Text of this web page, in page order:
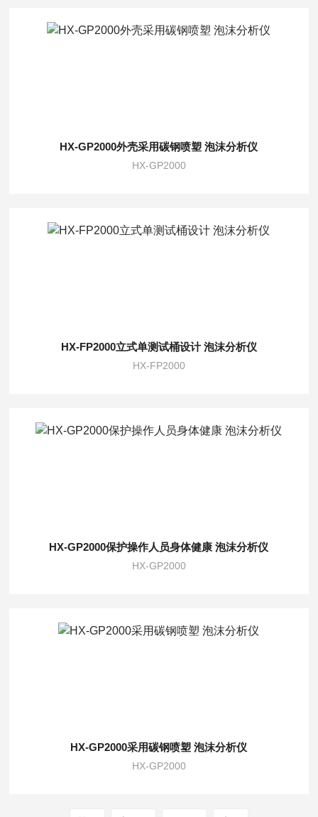
HX-GP2000外壳采用碳钢喷塑 泡沫分析仪
HX-GP2000
HX-FP2000立式单测试桶设计 泡沫分析仪
HX-FP2000
HX-GP2000保护操作人员身体健康 泡沫分析仪
HX-GP2000
HX-GP2000采用碳钢喷塑 泡沫分析仪
HX-GP2000